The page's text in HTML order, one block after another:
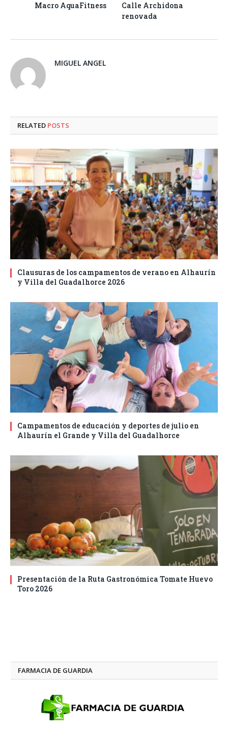
Macro AquaFitness
Calle Archidona
renovada
MIGUEL ANGEL
RELATED POSTS
Clausuras de los campamentos de verano en Alhaurín
y Villa del Guadalhorce 2026
Campamentos de educación y deportes de julio en
Alhaurín el Grande y Villa del Guadalhorce
Presentación de la Ruta Gastronómica Tomate Huevo
Toro 2026
FARMACIA DE GUARDIA